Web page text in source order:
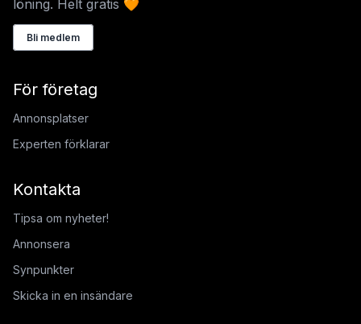
löning. Helt gratis 🧡
Bli medlem
För företag
Annonsplatser
Experten förklarar
Kontakta
Tipsa om nyheter!
Annonsera
Synpunkter
Skicka in en insändare